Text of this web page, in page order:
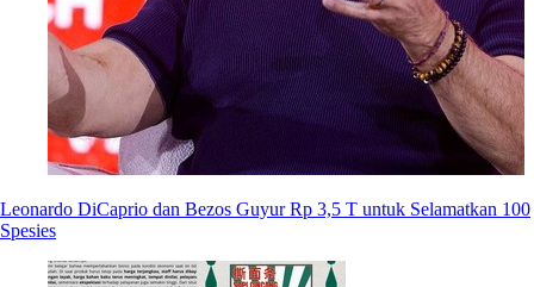
Leonardo DiCaprio dan Bezos Guyur Rp 3,5 T untuk Selamatkan 100
Spesies